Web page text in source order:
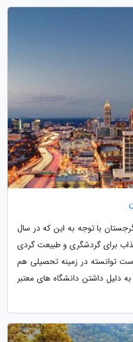
با توجه به این که در سال
برای گردشگری و طبیعت گردی
توانسته در زمینه تحصیلی هم
دلیل داشتن دانشگاه های معتبر